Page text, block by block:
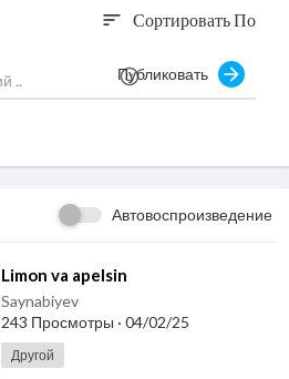
sort Сортировать По
Публиковать
Автовоспроизведение
⁣Limon va apelsin
Saynabiyev
243 Просмотры · 04/02/25
Другой